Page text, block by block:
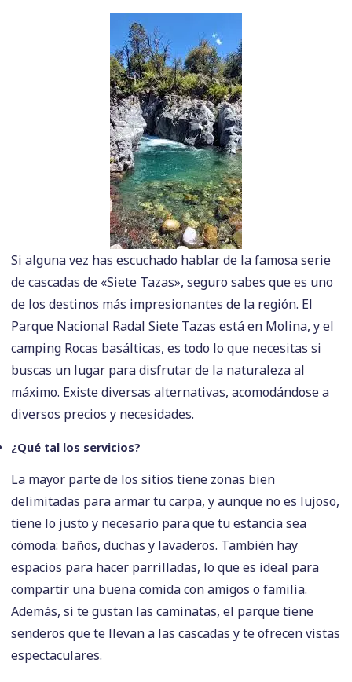
Si alguna vez has escuchado hablar de la famosa serie
de cascadas de «Siete Tazas», seguro sabes que es uno
de los destinos más impresionantes de la región. El
Parque Nacional Radal Siete Tazas está en Molina, y el
camping Rocas basálticas, es todo lo que necesitas si
buscas un lugar para disfrutar de la naturaleza al
máximo. Existe diversas alternativas, acomodándose a
diversos precios y necesidades.
¿Qué tal los servicios?
La mayor parte de los sitios tiene zonas bien
delimitadas para armar tu carpa, y aunque no es lujoso,
tiene lo justo y necesario para que tu estancia sea
cómoda: baños, duchas y lavaderos. También hay
espacios para hacer parrilladas, lo que es ideal para
compartir una buena comida con amigos o familia.
Además, si te gustan las caminatas, el parque tiene
senderos que te llevan a las cascadas y te ofrecen vistas
espectaculares.